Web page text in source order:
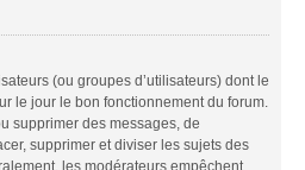
(ou groupes d’utilisateurs) dont le
le jour le bon fonctionnement du forum.
supprimer des messages, de
supprimer et diviser les sujets des
les modérateurs empêchent